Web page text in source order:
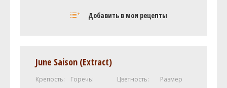
Добавить в мои рецепты
Pale Malt - Maris Otter Blend -
SRM)
June Saison (Extract)
Крепость: Горечь: Цветность:
Размер